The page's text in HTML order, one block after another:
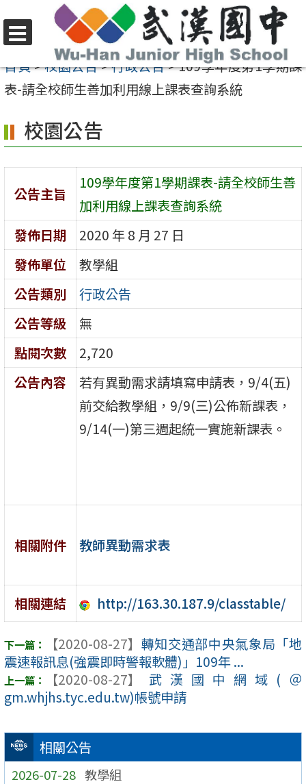
至
要
容
區
選
單
首頁>校園公告>行政公告>109學年度第1學期課
表-請全校師生善加利用線上課表查詢系統
相關公告
2026-07-28 教學組
校園公告
公告主旨
109學年度第1學期課表-請全校師生善
加利用線上課表查詢系統
發佈日期
2020 年 8 月 27 日
發佈單位
教學組
公告類別
行政公告
公告等級
無
點閱次數
2,720
公告內容
若有異動需求請填寫申請表，9/4(五)
前交給教學組，9/9(三)公佈新課表，
9/14(一)第三週起統一實施新課表。
相關附件 教師異動需求表
相關連結 http://163.30.187.9/classtable/
【2020-08-27】 轉知交通部中央氣象局「地
震速報訊息(強震即時警報軟體)」109年 ...
【2020-08-27】
武漢國中網域(＠
gm.whjhs.tyc.edu.tw)帳號申請